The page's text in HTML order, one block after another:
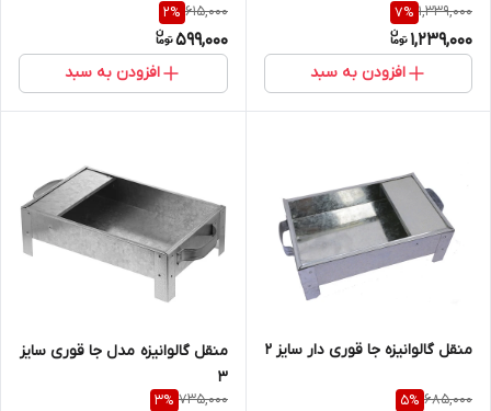
مجموعه 2 عددی
1,339,000
7%
1,239,000
افزودن به سبد
615,000
2%
599,000
افزودن به سبد
منقل گالوانیزه جا قوری دار سایز 2
685,000
5%
منقل گالوانیزه مدل جا قوری سایز
3
735,000
3%